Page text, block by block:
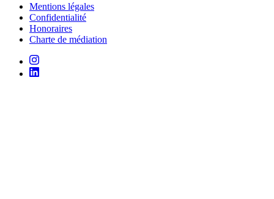
Mentions légales
Confidentialité
Honoraires
Charte de médiation